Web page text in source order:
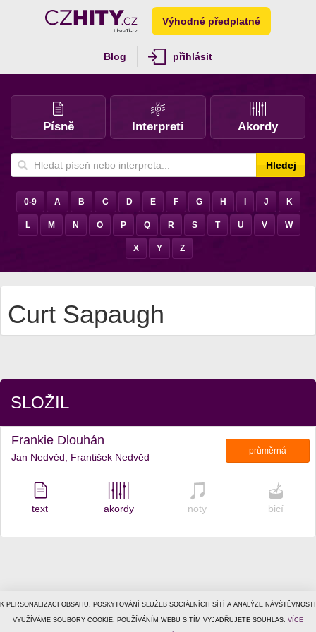
K PERSONALIZACI OBSAHU, POSKYTOVÁNÍ SLUŽEB SOCIÁLNÍCH SÍTÍ A ANALÝZE NÁVŠTĚVNOSTI
VYUŽÍVÁME SOUBORY COOKIE. POUŽÍVÁNÍM WEBU S TÍM VYJADŘUJETE SOUHLAS. VÍCE
Výhodné předplatné
Blog přihlásit
Písně Interpreti Akordy
Hledej
0-9 A B C D E F G H J K
L M N O P Q R S T U V W
X Y Z
Curt Sapaugh
SLOŽIL
Frankie Dlouhán
Jan Nedvěd, František Nedvěd
průměrná
text akordy noty bicí
© 1996–2026Tiscali Media, a.s. ISSN 1801-5131